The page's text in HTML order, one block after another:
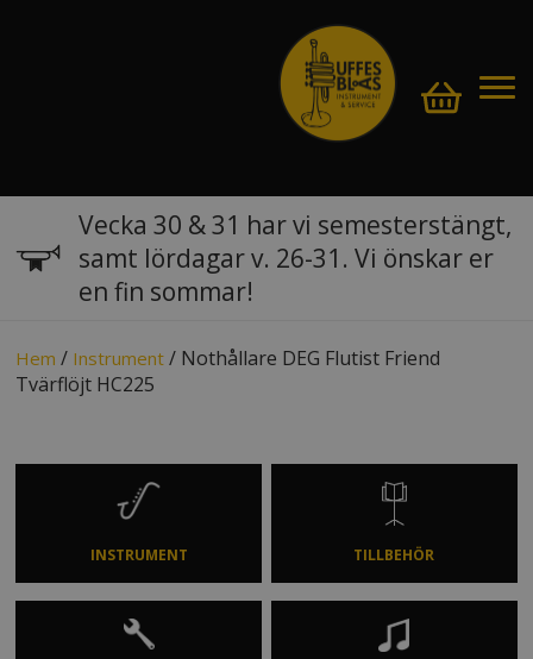
Vecka 30 & 31 har vi semesterstängt,
samt lördagar v. 26-31. Vi önskar er
en fin sommar!
Hem / Instrument / Nothållare DEG Flutist Friend
Tvärflöjt HC225
INSTRUMENT TILLBEHÖR